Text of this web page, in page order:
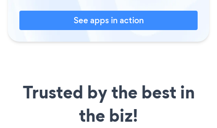
See apps in action
Trusted by the best in
the biz!